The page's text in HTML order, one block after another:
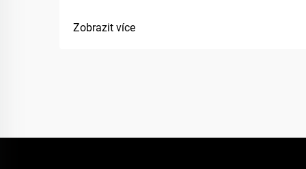
Zobrazit více